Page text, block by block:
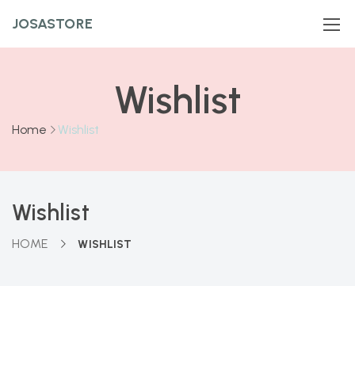
JOSASTORE
Wishlist
Home Wishlist
Wishlist
HOME WISHLIST